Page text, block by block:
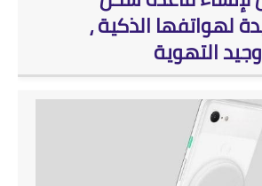
لهواتفها الذكية ،
التهوية